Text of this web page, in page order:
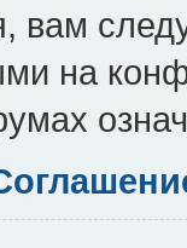
вам
на